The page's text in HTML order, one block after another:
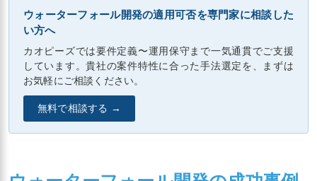
ウォーターフォール開発の適用可否を専門家に相談した
い方へ
カオピーズでは要件定義〜運用保守まで一気通貫でご支援
しています。貴社の案件特性に合った手法選定を、まずは
お気軽にご相談ください。
無料で相談する →